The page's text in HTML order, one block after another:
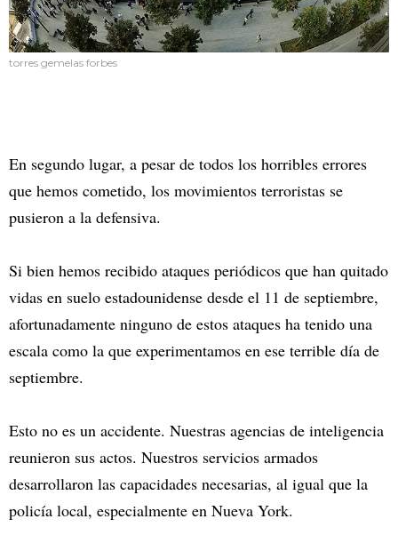
torres gemelas forbes
En segundo lugar, a pesar de todos los horribles errores
que hemos cometido, los movimientos terroristas se
pusieron a la defensiva.
Si bien hemos recibido ataques periódicos que han quitado
vidas en suelo estadounidense desde el 11 de septiembre,
afortunadamente ninguno de estos ataques ha tenido una
escala como la que experimentamos en ese terrible día de
septiembre.
Esto no es un accidente. Nuestras agencias de inteligencia
reunieron sus actos. Nuestros servicios armados
desarrollaron las capacidades necesarias, al igual que la
policía local, especialmente en Nueva York.